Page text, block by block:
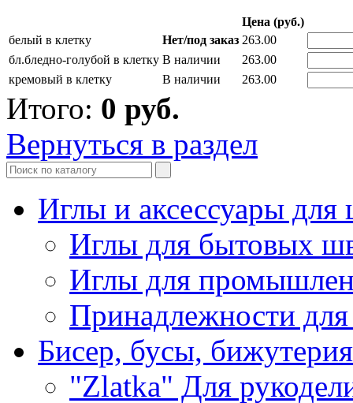
Цена (руб.)
белый в клетку
Нет/под заказ 263.00
бл.бледно-голубой в клетку В наличии
263.00
кремовый в клетку
В наличии 263.00
Итого: 0 руб.
Вернуться в раздел
Иглы и аксессуары
Иглы для бытовых
Иглы для
Принадлежности
Бисер, бусы, бижутерия
"Zlatka" Для